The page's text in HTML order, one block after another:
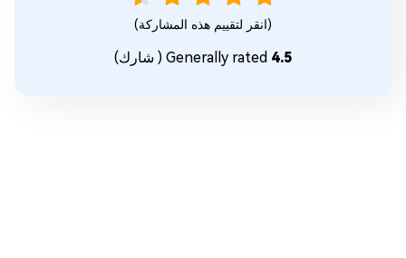
(انقر لتقييم هذه المشاركة)
Generally rated 4.5
( شارك)